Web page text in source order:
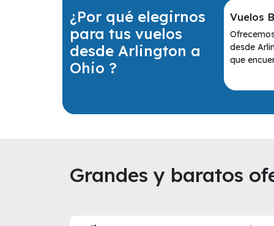
¿Por qué elegirnos
para tus vuelos
desde Arlington a
Ohio ?
Vuelos
desde
que
Grandes y baratos